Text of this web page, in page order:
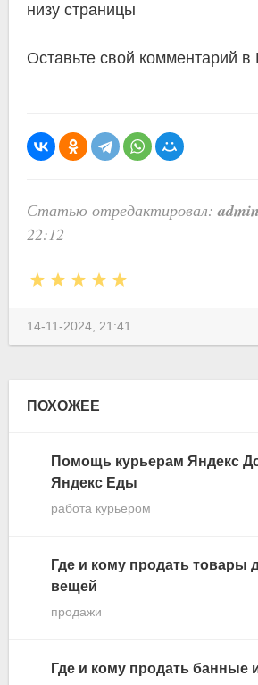
низу страницы
Оставьте свой комментарий в
Статью отредактировал:admin
22:12
14-11-2024, 21:41
ПОХОЖЕЕ
Помощь курьерам Яндекс
Яндекс Еды
работа курьером
Где и кому продать товары
вещей
продажи
Где и кому продать банные